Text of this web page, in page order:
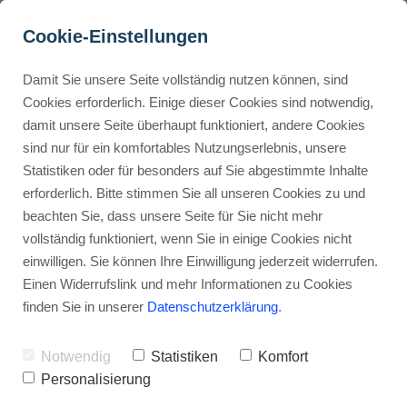
Buyer Personas erstellen
Landingpage optimieren
Internal Linking Tool
Prezentar - eine echte
PowerPoint Alternative?
(Bewertung 2024)
Werbehinweis: Links mit Sternchen (*) sind Affiliate-Links. Kaufst
du darüber ein, erhalte ich eine Provision – ohne Mehrkosten für
dich.
Stephan Ochmann
Die richtigen Präsentationen zu
erstellen ist eine Sache, die viel Zeit
Cookie-Einstellungen
Damit Sie unsere Seite vollständig nutzen können, sind
Cookies erforderlich. Einige dieser Cookies sind notwendig,
damit unsere Seite überhaupt funktioniert, andere Cookies
sind nur für ein komfortables Nutzungserlebnis, unsere
Statistiken oder für besonders auf Sie abgestimmte Inhalte
erforderlich. Bitte stimmen Sie all unseren Cookies zu und
beachten Sie, dass unsere Seite für Sie nicht mehr
vollständig funktioniert, wenn Sie in einige Cookies nicht
einwilligen. Sie können Ihre Einwilligung jederzeit widerrufen.
Einen Widerrufslink und mehr Informationen zu Cookies
finden Sie in unserer Datenschutzerklärung.
Notwendig Statistiken
Komfort
Personalisierung